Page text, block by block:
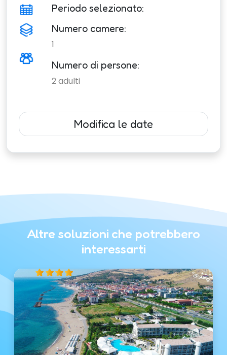
Periodo selezionato:
Numero camere:
1
Numero di persone:
2adulti
Modifica le date
Altre soluzioni che potrebbero
interessarti